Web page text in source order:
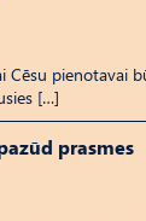
Cēsu pienotavai
[…]
prasmes